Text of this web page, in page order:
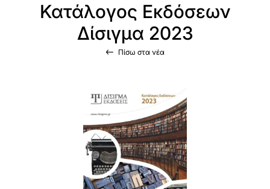
Κατάλογος Εκδόσεων
Δίσιγμα 2023
Πίσω στα νέα